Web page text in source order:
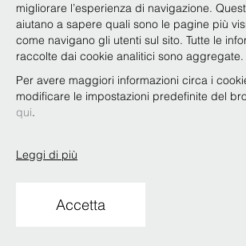
migliorare l’esperienza di navigazione.
aiutano a sapere quali sono le pagine più
come navigano gli utenti sul sito. Tutte le
raccolte dai cookie analitici sono aggregate.
Per avere maggiori informazioni circa i
modificare le impostazioni predefinite del
qui.
Leggi di più
Accetta